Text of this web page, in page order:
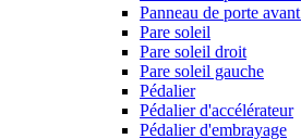
Panneau de porte
Pare soleil
Pare soleil droit
Pare soleil gauche
Pédalier
Pédalier d'accélérateur
Pédalier d'embrayage